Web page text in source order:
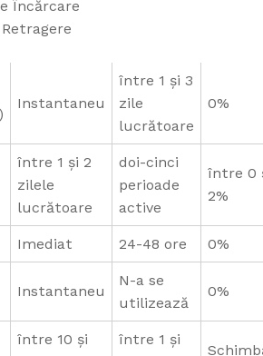
Încărcare
Instantaneu
între 1 și 3
zile
lucrătoare
0%
între 1 și 2
zilele
lucrătoare
doi-cinci
perioade
active
între 0
2%
Imediat 24-48 ore 0%
Instantaneu
N-a se
utilizează
0%
între 10 și
între 1 și